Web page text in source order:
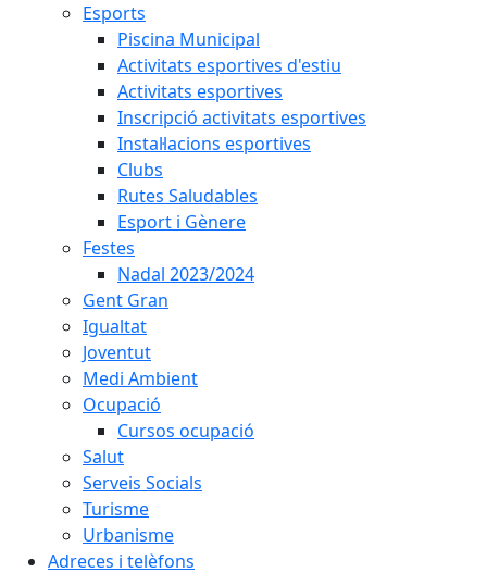
Esports
Piscina Municipal
Activitats esportives d'estiu
Activitats esportives
Inscripció activitats esportives
Instal·lacions esportives
Clubs
Rutes Saludables
Esport i Gènere
Festes
Nadal 2023/2024
Gent Gran
Igualtat
Joventut
Medi Ambient
Ocupació
Cursos ocupació
Salut
Serveis Socials
Turisme
Urbanisme
Adreces i telèfons